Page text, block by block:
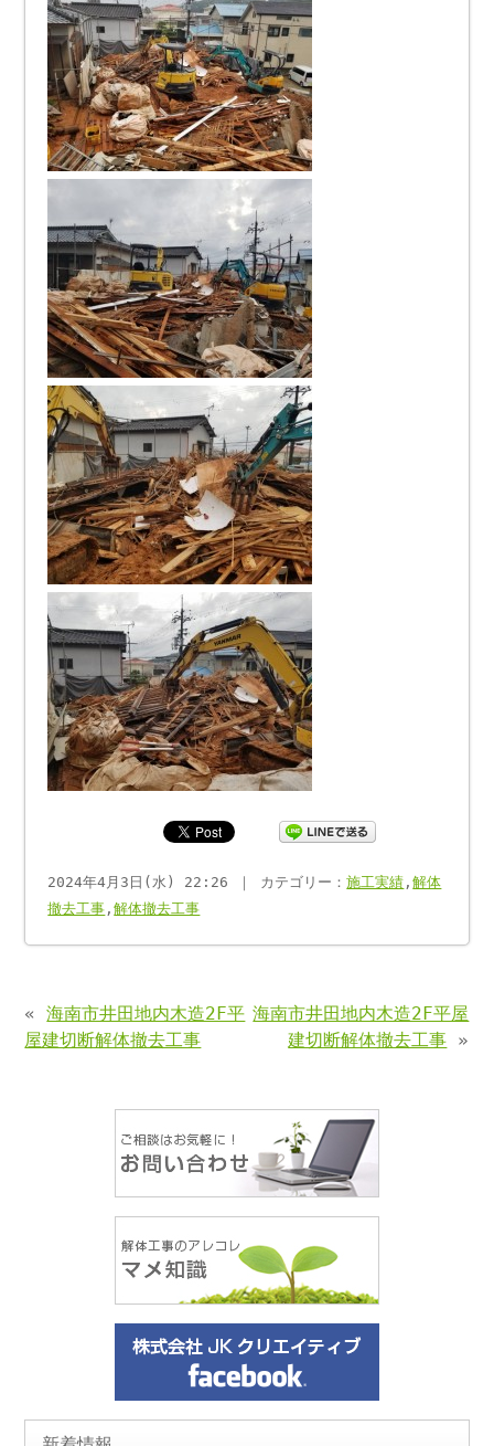
2024年4月3日(水) 22:26 ｜ カテゴリー：施工実績 ,解体
撤去工事 ,解体撤去工事
«海南市井田地内木造2F平
屋建切断解体撤去工事
海南市井田地内木造2F平屋
建切断解体撤去工事 »